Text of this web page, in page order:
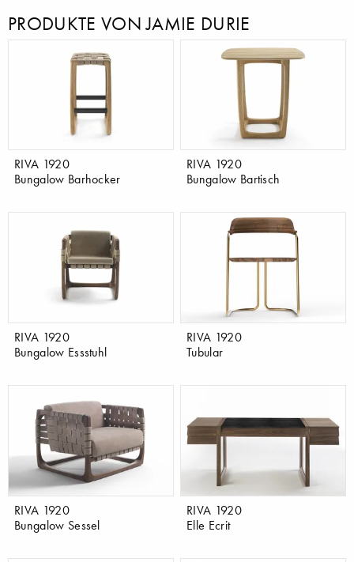
PRODUKTE VON JAMIE DURIE
RIVA 1920
Bungalow Barhocker
RIVA 1920
Bungalow Bartisch
RIVA 1920
Bungalow Essstuhl
RIVA 1920
Tubular
RIVA 1920
Bungalow Sessel
RIVA 1920
Elle Ecrit